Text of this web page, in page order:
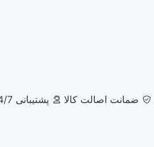
ضمانت اصالت کالا پشتیبانی 24/7